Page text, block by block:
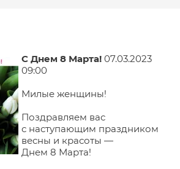
С Днем 8 Марта!07.03.2023
09:00
Милые женщины!
Поздравляем вас
с наступающим праздником
весны и красоты —
Днем 8 Марта!